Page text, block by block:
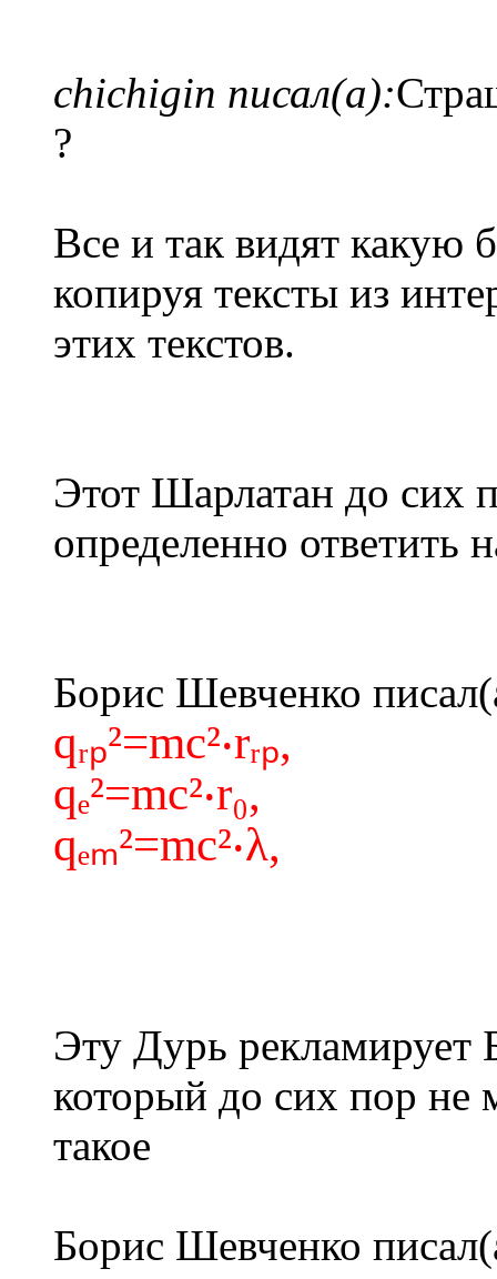
chichigin писал(а):
?
Все и так видят какую
копируя тексты из
этих текстов.
Этот Шарлатан до сих
определенно ответить
Борис Шевченко
qᵣₚ²=mc²‧rᵣₚ,
qₑ²=mc²‧r₀,
qₑₘ²=mc²‧λ,
Эту Дурь
который до сих пор не
такое
Борис Шевченко